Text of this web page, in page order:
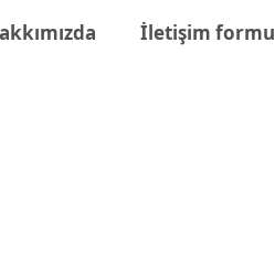
İletişim formu